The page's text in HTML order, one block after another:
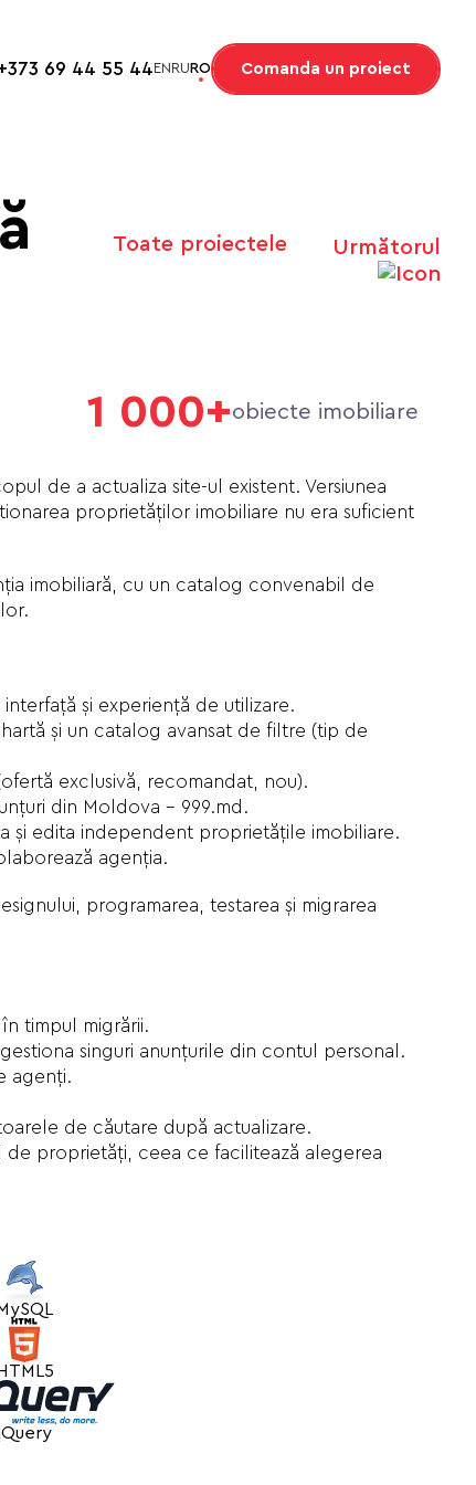
69 44 55 44ENRURO Comanda un proiect
Toate proiectele Următorul
1 000+obiecte imobiliare
de a actualiza site-ul existent. Versiunea
proprietăților imobiliare nu era suficient
imobiliară, cu un catalog convenabil de
și experiență de utilizare.
și un catalog avansat de filtre (tip de
exclusivă, recomandat, nou).
din Moldova - 999.md.
și edita independent proprietățile imobiliare.
agenția.
programarea, testarea și migrarea
timpul migrării.
singuri anunțurile din contul personal.
agenți.
de căutare după actualizare.
proprietăți, ceea ce facilitează alegerea
HTML5